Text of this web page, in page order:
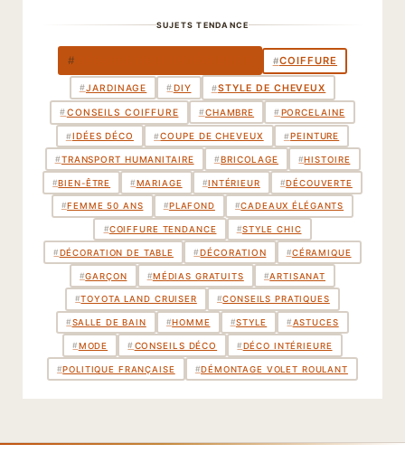
SUJETS TENDANCE
# #COIFFURE
#JARDINAGE #DIY #STYLE DE CHEVEUX
#CONSEILS COIFFURE #CHAMBRE #PORCELAINE
#IDÉES DÉCO #COUPE DE CHEVEUX #PEINTURE
#TRANSPORT HUMANITAIRE #BRICOLAGE #HISTOIRE
#BIEN-ÊTRE # MARIAGE #INTÉRIEUR #DÉCOUVERTE
#FEMME 50 ANS #PLAFOND #CADEAUX ÉLÉGANTS
#COIFFURE TENDANCE #STYLE CHIC
# DÉCORATION DE TABLE #DÉCORATION #CÉRAMIQUE
#GARÇON #MÉDIAS GRATUITS #ARTISANAT
#TOYOTA LAND CRUISER #CONSEILS PRATIQUES
# SALLE DE BAIN #HOMME #STYLE # ASTUCES
# MODE #CONSEILS DÉCO # DÉCO INTÉRIEURE
#POLITIQUE FRANÇAISE #DÉMONTAGE VOLET ROULANT